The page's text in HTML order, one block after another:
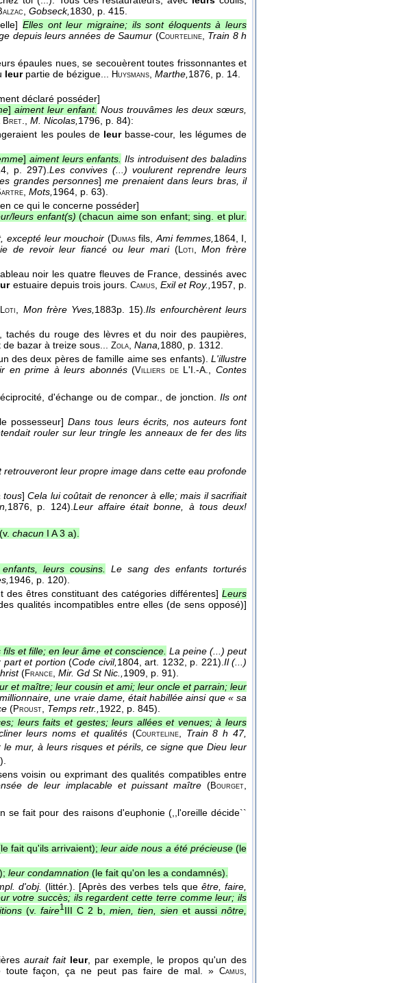
, Gobseck,1830, p. 415.
Elles ont leur migraine; ils sont éloquents à leurs
depuis leurs années de Saumur (Courteline, Train 8 h
épaules nues, se secouèrent toutes frissonnantes et
leur partie de bézigue... Huysmans Marthe, 1876 , p. 14.
déclaré posséder]
]aiment leur enfant. Nous trouvâmes les deux sœurs,
Bret M. Nicolas, 1796 , p. 84):
les poules de leur basse-cour, les légumes de
] aiment leurs enfants. Ils introduisent des baladins
, p. 297).Les convives (...) voulurent reprendre leurs
grandes personnes]me prenaient dans leurs bras, il
Mots, 1964 , p. 63).
ce qui le concerne posséder]
leurs enfant(s) (chacun aime son enfant; sing. et plur.
excepté leur mouchoir (Dumasfils Ami femmes, 1864, I,
de revoir leur fiancé ou leur mari (Loti ,Mon frère
noir les quatre fleuves de France, dessinés avec
estuaire depuis trois jours. Camus, Exil et Roy., 1957 , p.
Loti Mon frère Yves, 1883p. 15).Ils enfourchèrent leurs
tachés du rouge des lèvres et du noir des paupières,
bazar à treize sous... Zola Nana, 1880 , p. 1312.
des deux pères de famille aime ses enfants).L'illustre
en prime à leurs abonnés(Villiers deL'I.-A. ,Contes
d'échange ou de compar., de jonction.Ils ont
possesseur] Dans tous leurs écrits, nos auteurs font
rouler sur leur tringle les anneaux de fer des lits
retrouveront leur propre image dans cette eau profonde
tous] Cela lui coûtait de renoncer à elle; mais il sacrifiait
1876 , p. 124). Leur affaire était bonne, à tous deux!
(v. chacun I A 3 a).
leurs cousins.
Le sang des enfants torturés
1946, p. 120).
êtres constituant des catégories différentes] Leurs
qualités incompatibles entre elles (de sens opposé)]
fils et fille; en leur âme et conscience. La peine (...) peut
part et portion (Code civil,1804, art. 1232, p. 221).Il (...)
(France, Mir. Gd St Nic.,1909, p. 91).
et maître; leur cousin et ami; leur oncle et parrain; leur
une vraie dame, était habillée ainsi que « sa
(Proust, Temps retr.,1922, p. 845).
leurs faits et gestes; leurs allées et venues; à leurs
leurs noms et qualités (Courteline, Train 8 h 47,
mur, à leurs risques et périls, ce signe que Dieu leur
voisin ou exprimant des qualités compatibles entre
de leur implacable et puissant maître (Bourget
se fait pour des raisons d'euphonie (,,l'oreille décide``
fait qu'ils arrivaient);leur aide nous a été précieuse(le
leur condamnation (le fait qu'on les a condamnés).
d'obj.(littér.). [Après des verbes tels que être, faire,
votre succès; ils regardent cette terre comme leur; ils
(v. faire1III C 2 b, mien, tien, sien et aussi nôtre,
aurait fait leur, par exemple, le propos qu'un des
toute façon, ça ne peut pas faire de mal. » Camus,